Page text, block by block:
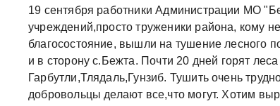
19 сентября работники Администрации МО
учреждений,просто труженики района, кому
благосостояние, вышли на тушение лесного
и в сторону с.Бежта. Почти 20 дней горят
Гарбутли,Тлядаль,Гунзиб. Тушить очень
добровольцы делают все,что могут. Хотим